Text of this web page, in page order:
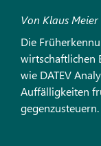
Von Klaus Meier
Die
wirtschaftlichen
wie DATEV
Auffälligkeiten
gegenzusteuern.